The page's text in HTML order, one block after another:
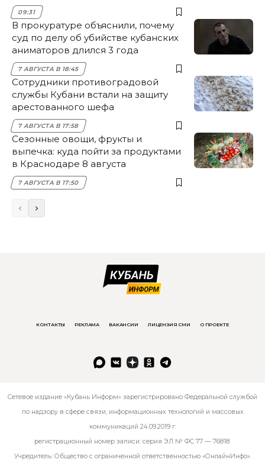
09:31
В прокуратуре объяснили, почему
суд по делу об убийстве кубанских
аниматоров длился 3 года
7 АВГУСТА В 18:45
Сотрудники противоградовой
службы Кубани встали на защиту
арестованного шефа
7 АВГУСТА В 17:58
Сезонные овощи, фрукты и
выпечка: куда пойти за продуктами
в Краснодаре 8 августа
7 АВГУСТА В 17:50
КОНТАКТЫ РЕКЛАМА ВАКАНСИИ ЛИЦЕНЗИЯ СМИ О ПРОЕКТЕ
Сетевое издание «Кубань Информ» зарегистрировано Федеральной службой
по надзору в сфере связи, информационных технологий и массовых
коммуникаций 24.09.2019 г.
регистрационный номер записи: серия ЭЛ № ФС 77 — 76818.
Учредитель: Общество с ограниченной ответственностью «ОнлайнИнфо».